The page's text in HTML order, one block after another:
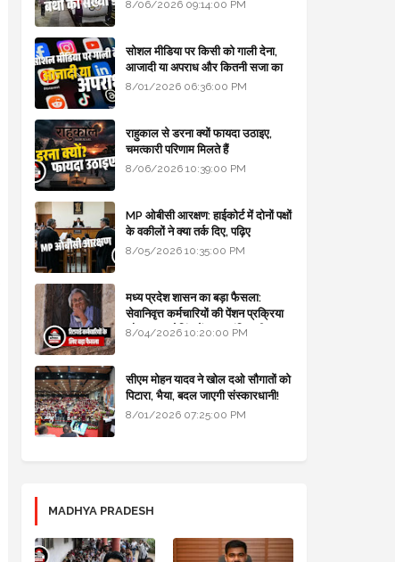
8/06/2026 09:14:00 PM
सोशल मीडिया पर किसी को गाली देना,
आजादी या अपराध और कितनी सजा का
प्रावधान - free legal advice
8/01/2026 06:36:00 PM
राहुकाल से डरना क्यों फायदा उठाइए,
चमत्कारी परिणाम मिलते हैं
8/06/2026 10:39:00 PM
MP ओबीसी आरक्षण: हाईकोर्ट में दोनों पक्षों
के वकीलों ने क्या तर्क दिए, पढ़िए
8/05/2026 10:35:00 PM
मध्य प्रदेश शासन का बड़ा फैसला:
सेवानिवृत्त कर्मचारियों की पेंशन प्रक्रिया
और बजट कोडिंग में हुए क्रांतिकारी
8/04/2026 10:20:00 PM
सीएम मोहन यादव ने खोल दओ सौगातों को
पिटारा, भैया, बदल जाएगी संस्कारधानी!
8/01/2026 07:25:00 PM
MADHYA PRADESH